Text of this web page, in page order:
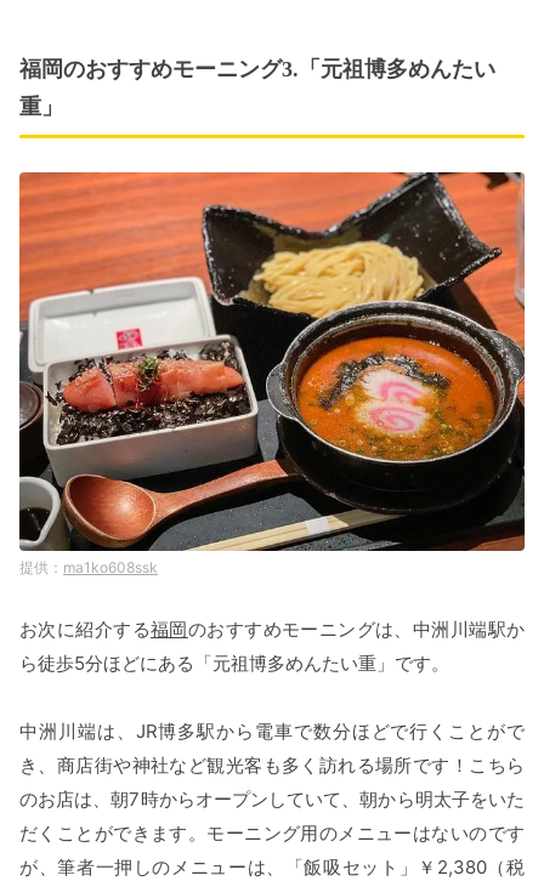
福岡のおすすめモーニング3.「元祖博多めんたい
重」
ma1ko608ssk
お次に紹介する福岡のおすすめモーニングは、中洲川端駅か
ら徒歩5分ほどにある「元祖博多めんたい重」です。
中洲川端は、JR博多駅から電車で数分ほどで行くことがで
き、商店街や神社など観光客も多く訪れる場所です！こちら
のお店は、朝7時からオープンしていて、朝から明太子をいた
だくことができます。モーニング用のメニューはないのです
が、筆者一押しのメニューは、「飯吸セット」￥2,380（税